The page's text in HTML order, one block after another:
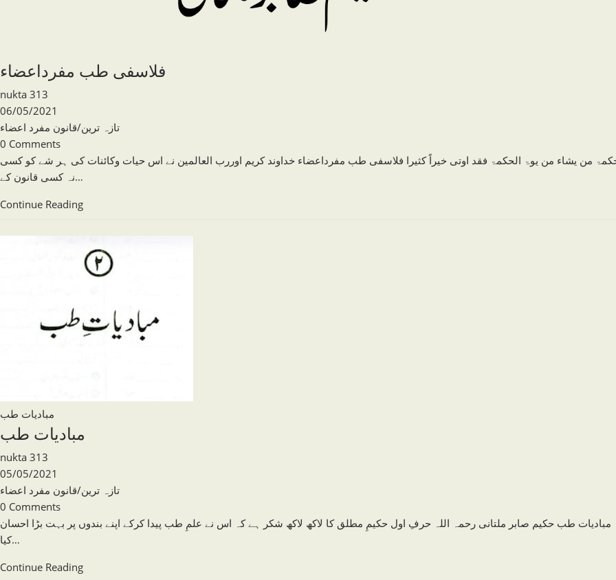
فلاسفی طب مفرداعضاء
Post
author:
nukta 313
Post
published:
06/05/2021
Post
category:
تازہ ترین/قانون مفرد اعضاء
Post
comments:
0 Comments
من یشاء من یوۃ الحکمۃ فقد اوتی خیراً کثیرا فلاسفی طب مفرداعضاء خداوند کریم اوررب العالمین نے اس حیات وکائنات کی ہر شے کو کسی
نہ کسی قانون کے…
Continue Readingفلاسفی
مفرداعضاء
مبادیات طب
مبادیات طب
Post
author:
nukta 313
Post
published:
05/05/2021
Post
category:
تازہ ترین/قانون مفرد اعضاء
Post
comments:
0 Comments
مبادیات طب حکیم صابر ملتانی رحمہ اللہ حرفِ اول حکیمِ مطلق کا لاکھ لاکھ شکر ہے کہ اس نے علمِ طب پیدا کرکے اپنے بندوں پر بہت بڑا احسان
کیا…
Continue Readingمبادیات